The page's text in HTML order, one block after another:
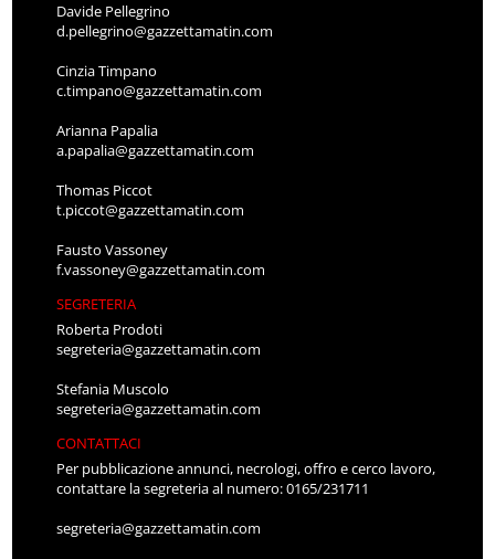
Davide Pellegrino
d.pellegrino@gazzettamatin.com
Cinzia Timpano
c.timpano@gazzettamatin.com
Arianna Papalia
a.papalia@gazzettamatin.com
Thomas Piccot
t.piccot@gazzettamatin.com
Fausto Vassoney
f.vassoney@gazzettamatin.com
SEGRETERIA
Roberta Prodoti
segreteria@gazzettamatin.com
Stefania Muscolo
segreteria@gazzettamatin.com
CONTATTACI
Per pubblicazione annunci, necrologi, offro e cerco lavoro,
contattare la segreteria al numero: 0165/231711
segreteria@gazzettamatin.com